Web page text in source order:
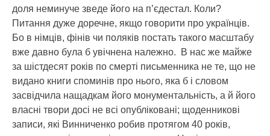
доля неминуче зведе його на п’єдестал. Коли?
Питання дуже доречне, якщо говорити про українців.
Бо в німців, фінів чи поляків постать такого масштабу
вже давно була б увічнена належно. В нас же майже
за шістдесят років по смерті письменника не те, що не
видано книги споминів про нього, яка б і словом
засвідчила нащадкам його монументальність, а й його
власні твори досі не всі опубліковані; щоденникові
записи, які Винниченко робив протягом 40 років,